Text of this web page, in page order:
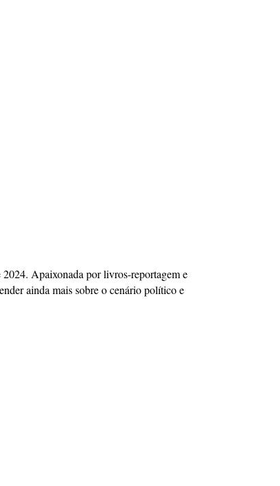
2024. Apaixonada por livros-reportagem e
ainda mais sobre o cenário político e